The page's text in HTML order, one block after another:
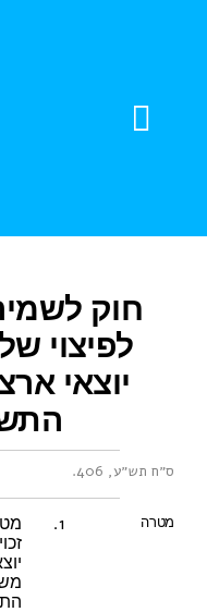
חוק
לפיצוי
יוצאי
ס״ח תש״ע, 406 .
1. מטרה